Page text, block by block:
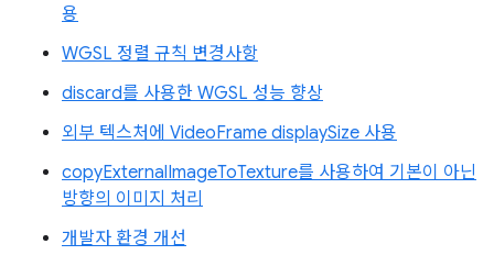
용
WGSL 정렬 규칙 변경사항
discard를 사용한 WGSL 성능 향상
외부 텍스처에 VideoFrame displaySize 사용
copyExternalImageToTexture를 사용하여 기본이 아닌
방향의 이미지 처리
개발자 환경 개선